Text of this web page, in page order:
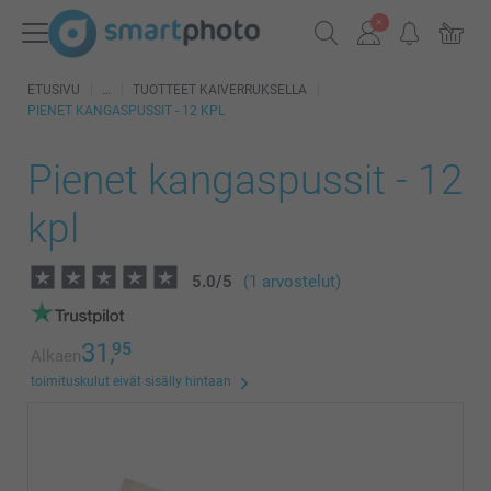
ETUSIVU
TUOTTEET KAIVERRUKSELLA
PIENET KANGASPUSSIT - 12 KPL
Pienet kangaspussit - 12
kpl
5.0/5 (1 arvostelut)
Alkaen31,95
toimituskulut eivät sisälly hintaan